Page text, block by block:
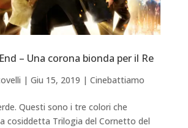
– Una corona bionda per il Re
| Giu 15, 2019 | Cinebattiamo
Questi sono i tre colori che
cosiddetta Trilogia del Cornetto del